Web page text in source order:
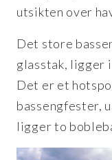
utsikten over
Det store
glasstak, ligger
Det er et
bassengfester,
ligger to